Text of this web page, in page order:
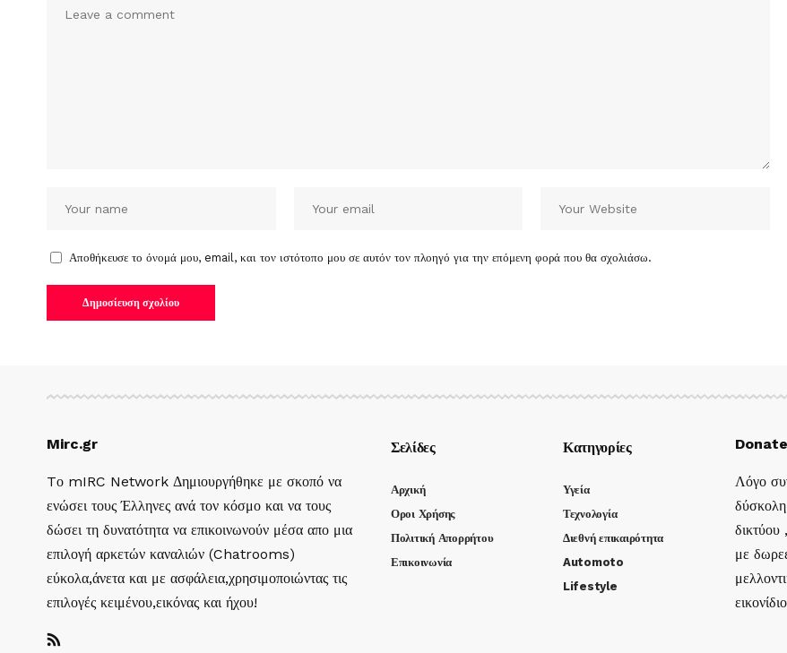
Αποθήκευσε το όνομά μου, email, και τον ιστότοπο μου σε αυτόν τον πλοηγό για την επόμενη φορά που θα σχολιάσω.
Mirc.gr
Tο mIRC Network Δημιουργήθηκε με σκοπό να
ενώσει τους Έλληνες ανά τον κόσμο και να τους
δώσει τη δυνατότητα να επικοινωνούν μέσα απο μια
επιλογή αρκετών καναλιών (Chatrooms)
εύκολα,άνετα και με ασφάλεια,χρησιμοποιώντας τις
επιλογές κειμένου,εικόνας και ήχου!
Σελίδες
Αρχική
Οροι Χρήσης
Πολιτική Απορρήτου
Επικοινωνία
Κατηγορίες
Υγεία
Τεχνολογία
Διεθνή επικαιρότητα
Automoto
Lifestyle
Λόγο
με